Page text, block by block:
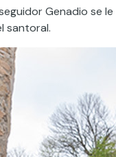
Genadio se
santoral.